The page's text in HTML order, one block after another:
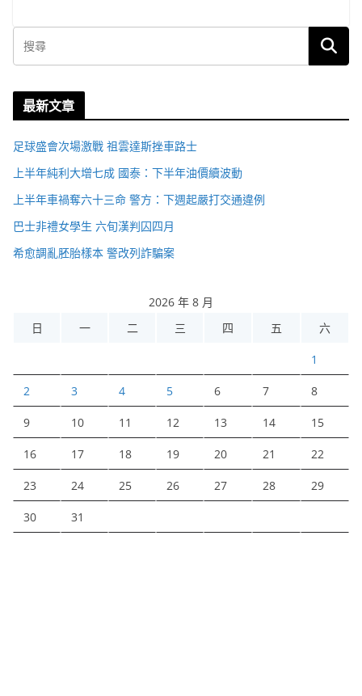
最新文章
足球盛會次場激戰 祖雲達斯挫車路士
上半年純利大增七成 國泰：下半年油價續波動
上半年車禍奪六十三命 警方：下週起嚴打交通違例
巴士非禮女學生 六旬漢判囚四月
希愈調亂胚胎樣本 警改列詐騙案
2026 年 8 月
日
一 二 三 四 五 六
1
2 3 4 5 6 7 8
9 10 11 12 13 14 15
16 17 18 19 20 21 22
23 24 25 26 27 28 29
30 31